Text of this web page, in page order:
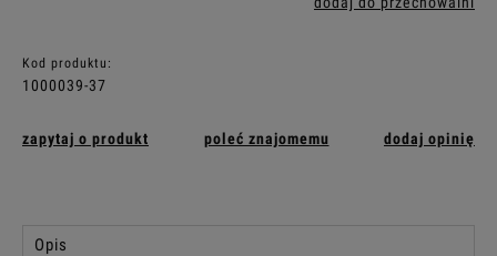
Kod produktu:
1000039-37
zapytaj o produkt poleć znajomemu dodaj opinię
Opis